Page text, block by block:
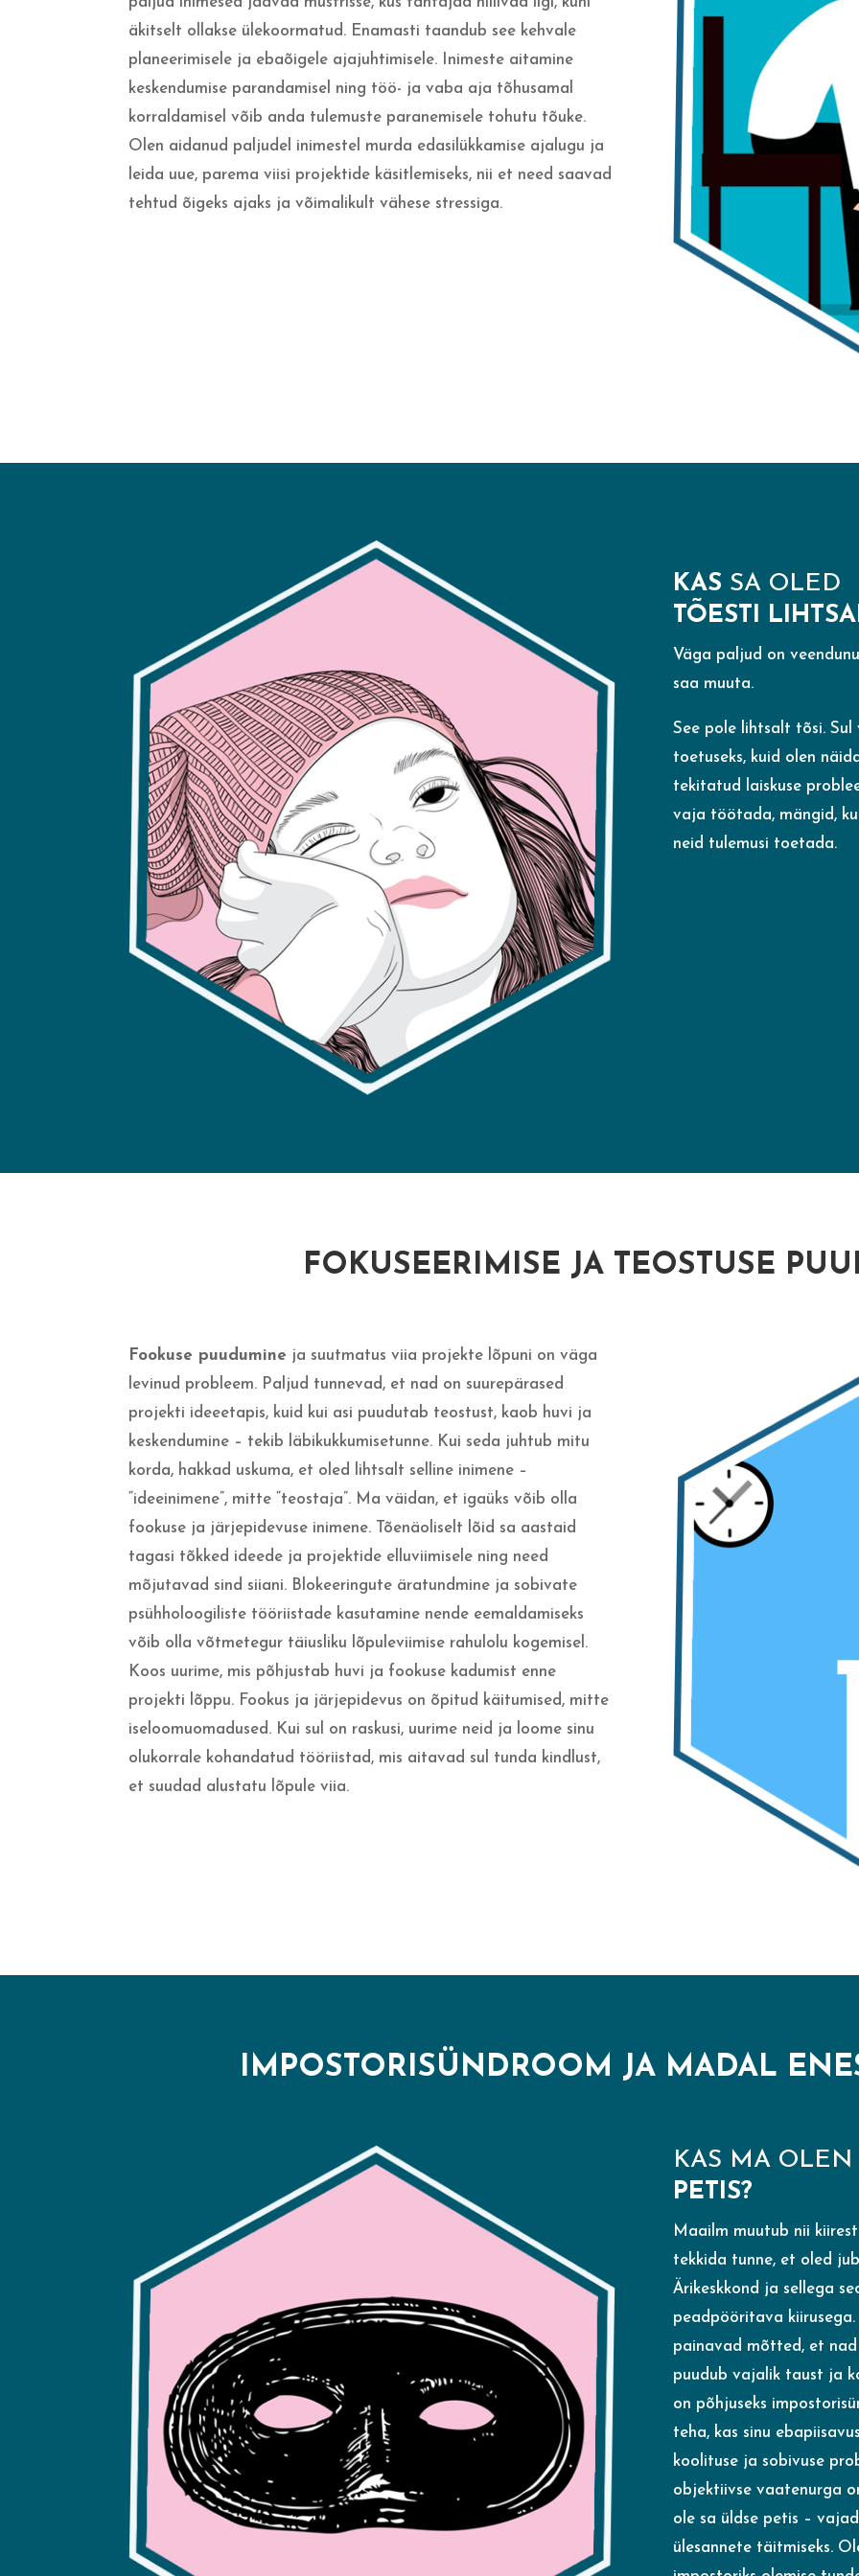
äkitselt ollakse ülekoormatud. Enamasti taandub see kehvale
planeerimisele ja ebaõigele ajajuhtimisele. Inimeste aitamine
keskendumise parandamisel ning töö- ja vaba aja tõhusamal
korraldamisel võib anda tulemuste paranemisele tohutu tõuke.
Olen aidanud paljudel inimestel murda edasilükkamise ajalugu ja
leida uue, parema viisi projektide käsitlemiseks, nii et need saavad
tehtud õigeks ajaks ja võimalikult vähese stressiga.
KAS SA OLED
TÕESTI
Väga paljud on
saa muuta.
See pole lihtsalt tõsi.
toetuseks, kuid olen
tekitatud laiskuse
vaja töötada, mängid,
neid tulemusi toetada.
FOKUSEERIMISE JA TEOSTUSE
Fookuse puudumine ja suutmatus viia projekte lõpuni on väga
levinud probleem. Paljud tunnevad, et nad on suurepärased
projekti ideeetapis, kuid kui asi puudutab teostust, kaob huvi ja
keskendumine – tekib läbikukkumisetunne. Kui seda juhtub mitu
korda, hakkad uskuma, et oled lihtsalt selline inimene –
“ideeinimene”, mitte “teostaja”. Ma väidan, et igaüks võib olla
fookuse ja järjepidevuse inimene. Tõenäoliselt lõid sa aastaid
tagasi tõkked ideede ja projektide elluviimisele ning need
mõjutavad sind siiani. Blokeeringute äratundmine ja sobivate
psühholoogiliste tööriistade kasutamine nende eemaldamiseks
võib olla võtmetegur täiusliku lõpuleviimise rahulolu kogemisel.
Koos uurime, mis põhjustab huvi ja fookuse kadumist enne
projekti lõppu. Fookus ja järjepidevus on õpitud käitumised, mitte
iseloomuomadused. Kui sul on raskusi, uurime neid ja loome sinu
olukorrale kohandatud tööriistad, mis aitavad sul tunda kindlust,
et suudad alustatu lõpule viia.
IMPOSTORISÜNDROOM JA MADAL
KAS MA OLEN
PETIS?
Maailm muutub nii
tekkida tunne, et oled
Äri­keskkond ja sellega
peadpööritava
painavad mõtted, et nad
puudub vajalik taust ja
on põhjuseks
teha, kas sinu
koolituse ja sobivuse
objektiivse vaatenurga
ole sa üldse petis –
ülesannete täitmiseks.